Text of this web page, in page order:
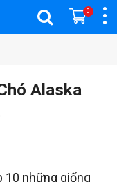
0
Alaska
10 những giống